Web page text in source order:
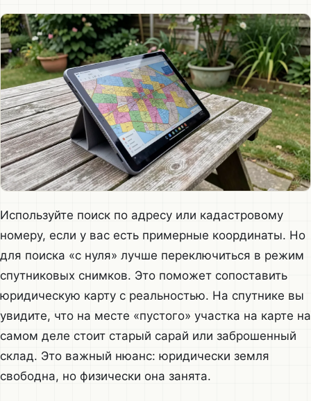
Используйте поиск по адресу или кадастровому
номеру, если у вас есть примерные координаты. Но
для поиска «с нуля» лучше переключиться в режим
спутниковых снимков. Это поможет сопоставить
юридическую карту с реальностью. На спутнике вы
увидите, что на месте «пустого» участка на карте на
самом деле стоит старый сарай или заброшенный
склад. Это важный нюанс: юридически земля
свободна, но физически она занята.